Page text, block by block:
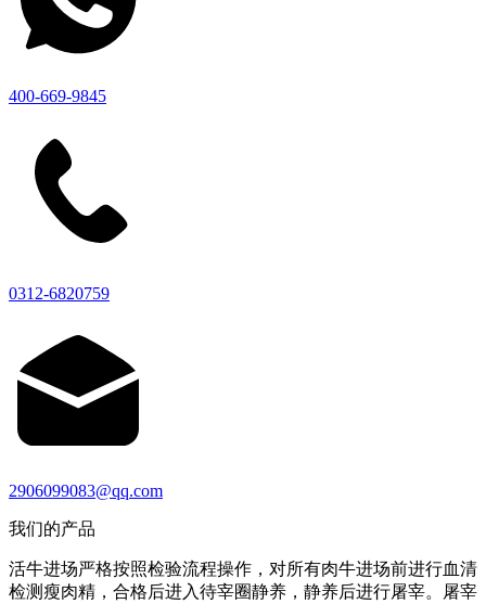
400-669-9845
0312-6820759
2906099083@qq.com
我们的产品
活牛进场严格按照检验流程操作，对所有肉牛进场前进行血清
检测瘦肉精，合格后进入待宰圈静养，静养后进行屠宰。屠宰